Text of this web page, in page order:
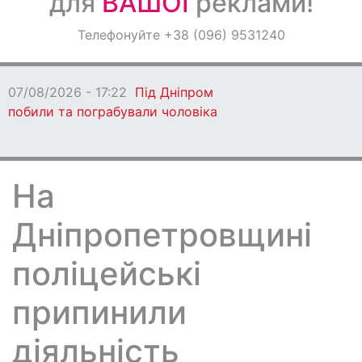
ОголошенняТелефонуйте +38 (096) 9531240
07/08/2026 - 17:22 Під Дніпром
побили та пограбували чоловіка
На
Дніпропетровщині
поліцейські
припинили
діяльність